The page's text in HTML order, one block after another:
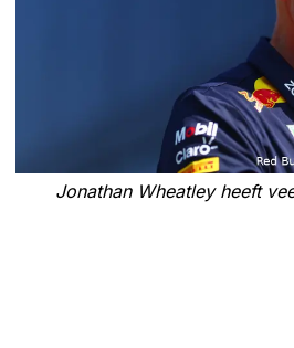
Jonathan Wheatley heeft